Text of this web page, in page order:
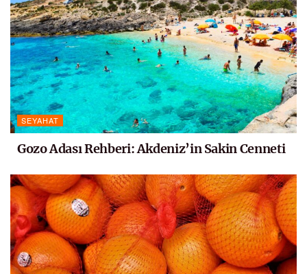
SEYAHAT
Gozo Adası Rehberi: Akdeniz’in Sakin Cenneti